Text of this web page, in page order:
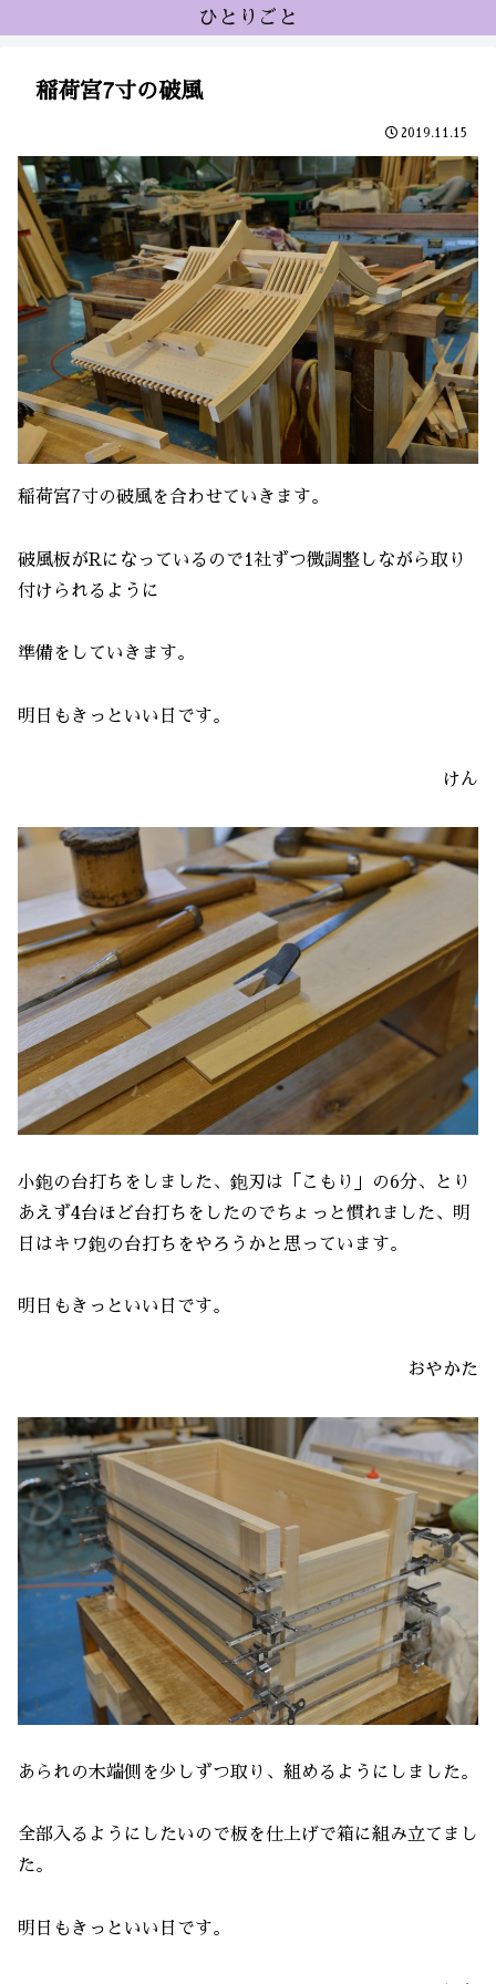
ひとりごと
稲荷宮7寸の破風
2019.11.15
稲荷宮7寸の破風を合わせていきます。
破風板がRになっているので1社ずつ微調整しながら取り
付けられるように
準備をしていきます。
明日もきっといい日です。
けん
小鉋の台打ちをしました、鉋刃は「こもり」の6分、とり
あえず4台ほど台打ちをしたのでちょっと慣れました、明
日はキワ鉋の台打ちをやろうかと思っています。
明日もきっといい日です。
おやかた
あられの木端側を少しずつ取り、組めるようにしました。
全部入るようにしたいので板を仕上げで箱に組み立てまし
た。
明日もきっといい日です。